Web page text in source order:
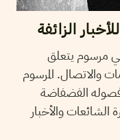
الزائفة
مرسوم يتعلق
والاتصال. المرسوم
الفضفاضة
والأخبار